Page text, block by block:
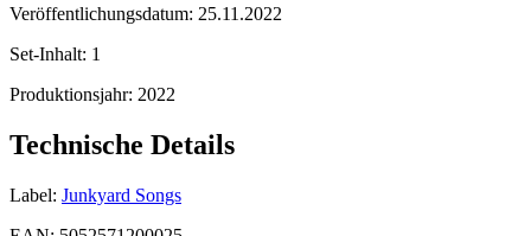
Veröffentlichungsdatum: 25.11.2022
Set-Inhalt: 1
Produktionsjahr: 2022
Technische Details
Label: Junkyard Songs